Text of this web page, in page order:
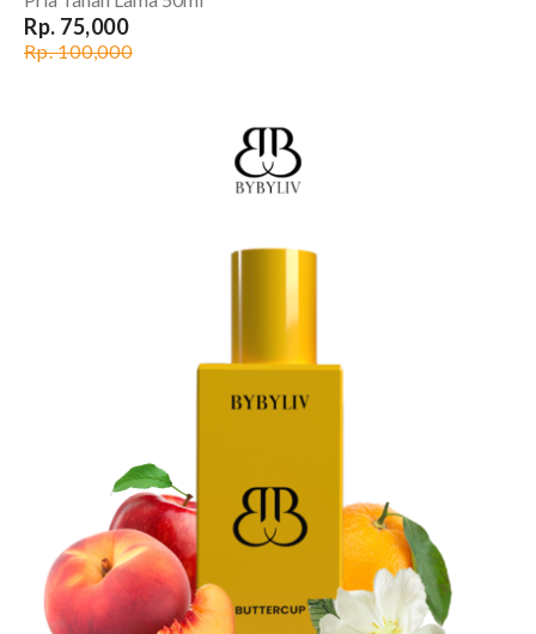
Rp. 75,000
Rp. 100,000